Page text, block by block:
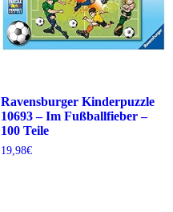
Ravensburger Kinderpuzzle
10693 – Im Fußballfieber –
100 Teile
19,98€